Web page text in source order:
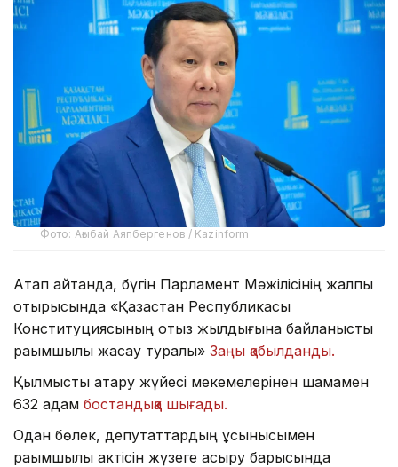
Фото: Ағыбай Аяпбергенов / Kazinform
Атап айтқанда, бүгін Парламент Мәжілісінің жалпы
отырысында «Қазақстан Республикасы
Конституциясының отыз жылдығына байланысты
рақымшылық жасау туралы» Заңы қабылданды.
Қылмыстық атқару жүйесі мекемелерінен шамамен
632 адам бостандыққа шығады.
Одан бөлек, депутаттардың ұсынысымен
рақымшылық актісін жүзеге асыру барысында